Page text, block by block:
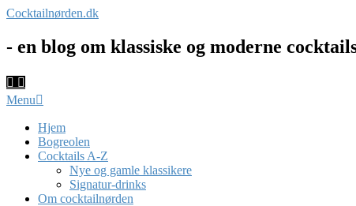
Skip
content
Cocktailnørden.dk
- en blog om klassiske og moderne
Primary
Menu
Menu
Hjem
Bogreolen
Cocktails A-Z
Nye og gamle klassikere
Signatur-drinks
Om cocktailnørden